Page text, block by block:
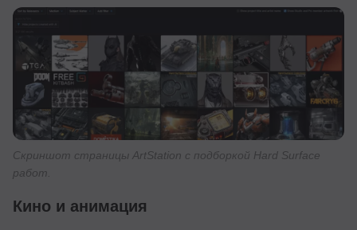
Скриншот страницы ArtStation с подборкой Hard Surface
работ.
Кино и анимация